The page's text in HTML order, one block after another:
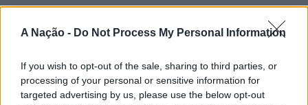
A Nação - Do Not Process My Personal Information
If you wish to opt-out of the sale, sharing to third parties, or
processing of your personal or sensitive information for
targeted advertising by us, please use the below opt-out
cérebro, favorecendo a fadiga mental, a dificuldade de
manter a atenção e a procrastinação. Na sua visão,
tarefas inacabadas permanecem ativas na memória e
prolongado pode elevar os níveis de cortisol e
prejudicar o desempenho cognitivo.
ATUALIDADE
“Millennium Estoril Open 2026”
regressou ao circuito ATP com